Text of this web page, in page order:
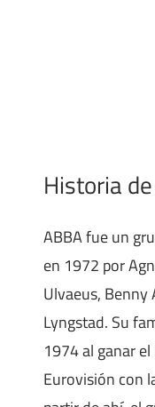
Historia
ABBA fue un
en 1972 por
Ulvaeus,
Lyngstad. Su
1974 al ganar
Eurovisión con